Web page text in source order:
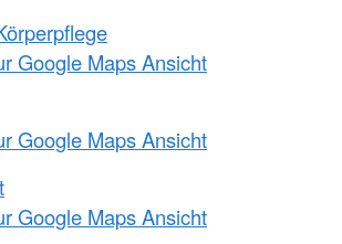
Google Maps Ansicht
Google Maps Ansicht
Google Maps Ansicht